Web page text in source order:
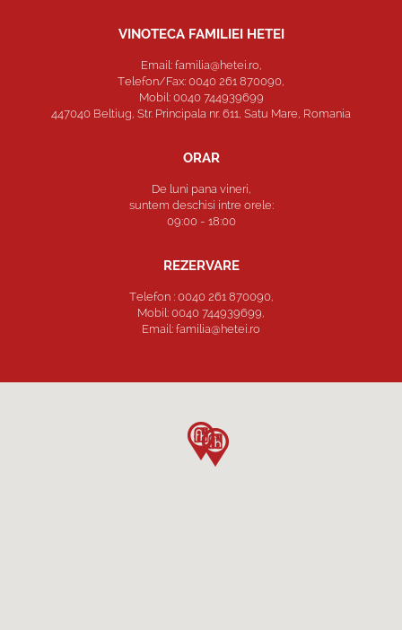
VINOTECA FAMILIEI HETEI
Email: familia@hetei.ro,
Telefon/Fax: 0040 261 870090,
Mobil: 0040 744939699
447040 Beltiug, Str. Principala nr. 611, Satu Mare, Romania
ORAR
De luni pana vineri,
suntem deschisi intre orele:
09:00 - 18:00
REZERVARE
Telefon : 0040 261 870090,
Mobil: 0040 744939699,
Email: familia@hetei.ro